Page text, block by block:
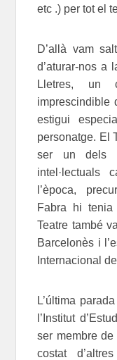
etc .) per tot el
D’allà vam
d’aturar-nos a
Lletres, un
imprescindible
estigui
personatge. El
ser un dels
intel·lectuals
l’època,
Fabra hi
Teatre també
Barcelonès i
Internacional
L’última
l’Institut
ser membre de
costat